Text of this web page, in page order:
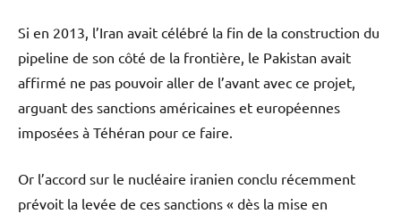
Si en 2013, l’Iran avait célébré la fin de la construction du
pipeline de son côté de la frontière, le Pakistan avait
affirmé ne pas pouvoir aller de l’avant avec ce projet,
arguant des sanctions américaines et européennes
imposées à Téhéran pour ce faire.
Or l’accord sur le nucléaire iranien conclu récemment
prévoit la levée de ces sanctions « dès la mise en